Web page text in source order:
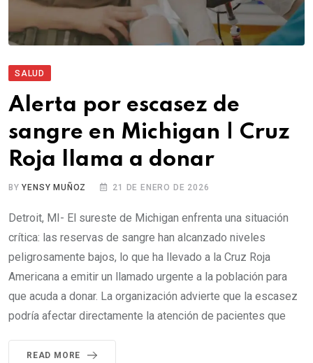
SALUD
Alerta por escasez de
sangre en Michigan | Cruz
Roja llama a donar
BYYENSY MUÑOZ 21 DE ENERO DE 2026
Detroit, MI- El sureste de Michigan enfrenta una situación
crítica: las reservas de sangre han alcanzado niveles
peligrosamente bajos, lo que ha llevado a la Cruz Roja
Americana a emitir un llamado urgente a la población para
que acuda a donar. La organización advierte que la escasez
podría afectar directamente la atención de pacientes que
READ MORE